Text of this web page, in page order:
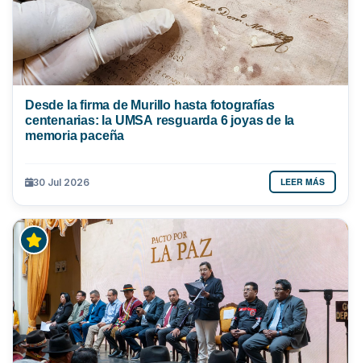
Desde la firma de Murillo hasta fotografías
centenarias: la UMSA resguarda 6 joyas de la
memoria paceña
30 Jul 2026 LEER MÁS